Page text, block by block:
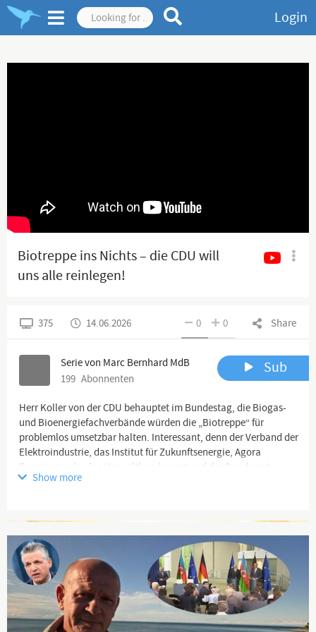
Login
Biotreppe ins Nichts – die CDU will
uns alle reinlegen!
Share
0 0
375 14.06.2026
Serie von Marc Bernhard MdB
199 Abonnenten
Sub
Herr Koller von der CDU behauptet im Bundestag, die Biogas-
und Bioenergiefachverbände würden die „Biotreppe“ für
problemlos umsetzbar halten. Interessant, denn der Verband der
Elektroindustrie, das Institut für Zukunftsenergie, Agora
Energiewende, das Umweltbundesamt und der Bundesrat
kommen zu einem völlig anderen Ergebnis. Einer von beiden
Für die Versorgung eines einzigen Einfamilienhauses mit Biogas
braucht man ca. 4.000 Quadratmeter Maisanbaufläche,
ungefähr ein halbes Fußballfeld. Wir reden aber von 30
Millionen Haushalten in Deutschland, die heute mit Öl und Gas
heizen. Umgerechnet entspricht das fast drei Vierteln der
gesamten Agrarfläche in Deutschland!
Show more